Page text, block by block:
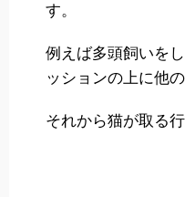
す。
例えば多頭飼いを
ッションの上に他
それから猫が取る